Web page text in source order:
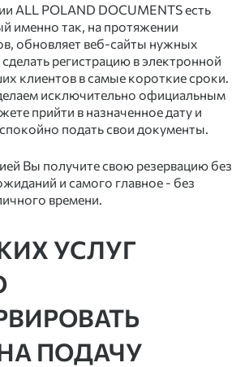
ALL POLAND DOCUMENTS есть
именно так, на протяжении
обновляет веб-сайты нужных
регистрацию в электронной
клиентов в самые короткие сроки.
исключительно официальным
прийти в назначенное дату и
подать свои документы.
Вы получите свою резервацию без
и самого главное - без
времени.
УСЛУГ
ПОДАЧУ